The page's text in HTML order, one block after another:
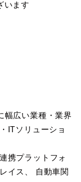
います
幅広い業種・業界
ITソリューショ
携プラットフォ
イス、 自動車関